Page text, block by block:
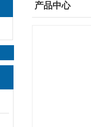
产品中心